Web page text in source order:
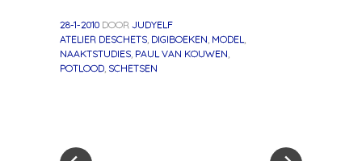
28-1-2010 DOOR JUDYELF
ATELIER DESCHETS DIGIBOEKEN MODEL
NAAKTSTUDIES PAUL VAN KOUWEN
POTLOOD SCHETSEN